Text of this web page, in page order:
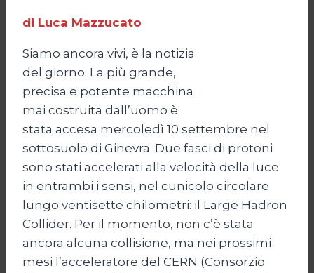
di Luca Mazzucato
Siamo ancora vivi, è la notizia
del giorno. La più grande,
precisa e potente macchina
mai costruita dall’uomo è
stata accesa mercoledì 10 settembre nel
sottosuolo di Ginevra. Due fasci di protoni
sono stati accelerati alla velocità della luce
in entrambi i sensi, nel cunicolo circolare
lungo ventisette chilometri: il Large Hadron
Collider. Per il momento, non c’è stata
ancora alcuna collisione, ma nei prossimi
mesi l’acceleratore del CERN (Consorzio